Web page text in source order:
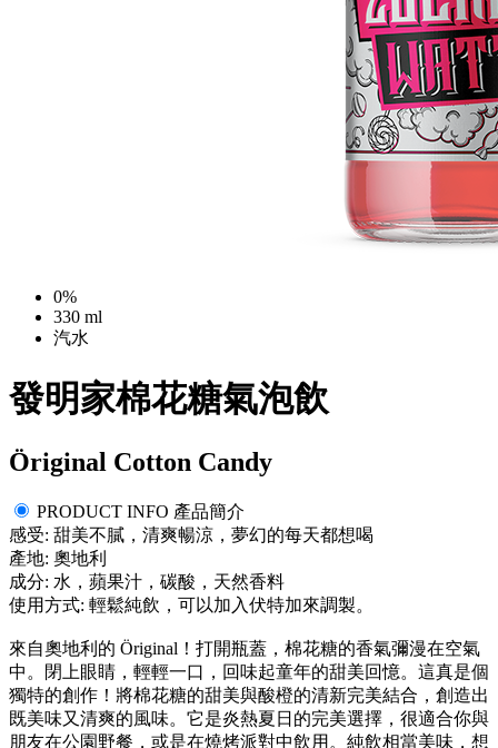
0%
330 ml
汽水
發明家棉花糖氣泡飲
Öriginal Cotton Candy
PRODUCT INFO 產品簡介
感受: 甜美不膩，清爽暢涼，夢幻的每天都想喝
產地: 奧地利
成分: 水，蘋果汁，碳酸，天然香料
使用方式: 輕鬆純飲，可以加入伏特加來調製。
來自奧地利的 Öriginal！打開瓶蓋，棉花糖的香氣彌漫在空氣
中。閉上眼睛，輕輕一口，回味起童年的甜美回憶。這真是個
獨特的創作！將棉花糖的甜美與酸橙的清新完美結合，創造出
既美味又清爽的風味。它是炎熱夏日的完美選擇，很適合你與
朋友在公園野餐，或是在燒烤派對中飲用。純飲相當美味，想